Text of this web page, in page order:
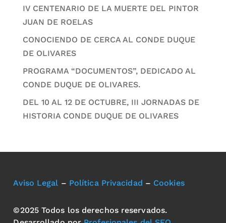
IV CENTENARIO DE LA MUERTE DEL PINTOR
JUAN DE ROELAS
CONOCIENDO DE CERCA AL CONDE DUQUE
DE OLIVARES
PROGRAMA “DOCUMENTOS”, DEDICADO AL
CONDE DUQUE DE OLIVARES.
DEL 10 AL 12 DE OCTUBRE, III JORNADAS DE
HISTORIA CONDE DUQUE DE OLIVARES
Aviso Legal – Política Privacidad – Cookies
©2025 Todos los derechos reservados.